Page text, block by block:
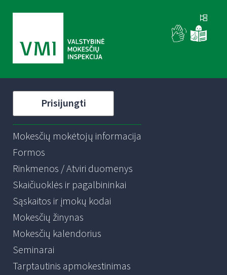
Prisijungti
Mokesčių mokėtojų informacija
Formos
Rinkmenos / Atviri duomenys
Skaičiuoklės ir pagalbininkai
Sąskaitos ir įmokų kodai
Mokesčių žinynas
Mokesčių kalendorius
Seminarai
Tarptautinis apmokestinimas